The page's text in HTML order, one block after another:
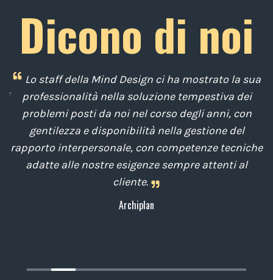
Dicono di noi
ci ha mostrato la sua
tempestiva dei
nel corso degli anni, con
nella gestione del
con competenze tecniche
sempre attenti al
Non sapete come
una giungla! Come fare
prevedere, controllare,
tempo e fatica? Abusate
e... se siete fortunati vi